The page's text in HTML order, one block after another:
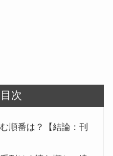
目次
順番は？【結論：刊